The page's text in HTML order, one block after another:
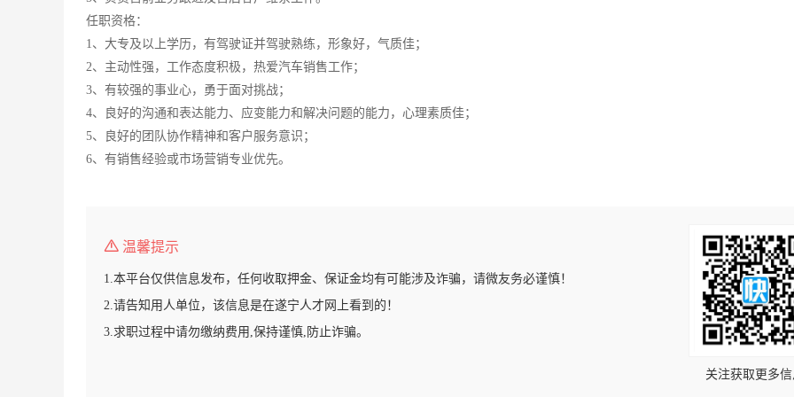
任职资格：
1、大专及以上学历，有驾驶证并驾驶熟练，形象好，气质佳；
2、主动性强，工作态度积极，热爱汽车销售工作；
3、有较强的事业心，勇于面对挑战；
4、良好的沟通和表达能力、应变能力和解决问题的能力，心理素质佳；
5、良好的团队协作精神和客户服务意识；
6、有销售经验或市场营销专业优先。
温馨提示
1.本平台仅供信息发布，任何收取押金、保证金均有可能涉及诈骗，请微友务必谨慎！
2.请告知用人单位，该信息是在遂宁人才网上看到的！
3.求职过程中请勿缴纳费用,保持谨慎,防止诈骗。
关注获取更多